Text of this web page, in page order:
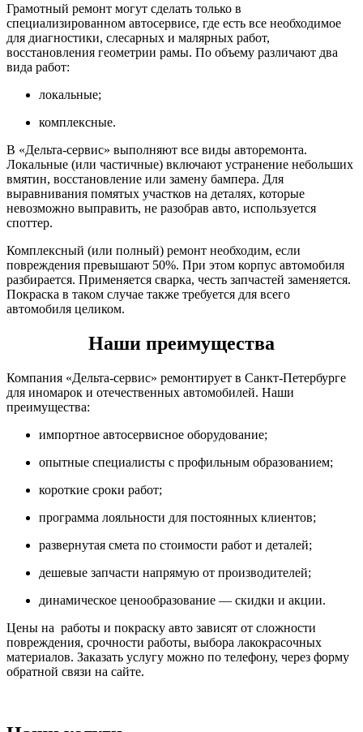
Грамотный ремонт могут сделать только в
специализированном автосервисе, где есть все необходимое
для диагностики, слесарных и малярных работ,
восстановления геометрии рамы. По объему различают два
вида работ:
локальные;
комплексные.
В «Дельта-сервис» выполняют все виды авторемонта.
Локальные (или частичные) включают устранение небольших
вмятин, восстановление или замену бампера. Для
выравнивания помятых участков на деталях, которые
невозможно выправить, не разобрав авто, используется
споттер.
Комплексный (или полный) ремонт необходим, если
повреждения превышают 50%. При этом корпус автомобиля
разбирается. Применяется сварка, честь запчастей заменяется.
Покраска в таком случае также требуется для всего
автомобиля целиком.
Наши преимущества
Компания «Дельта-сервис» ремонтирует в Санкт-Петербурге
для иномарок и отечественных автомобилей. Наши
преимущества:
импортное автосервисное оборудование;
опытные специалисты с профильным образованием;
короткие сроки работ;
программа лояльности для постоянных клиентов;
развернутая смета по стоимости работ и деталей;
дешевые запчасти напрямую от производителей;
динамическое ценообразование — скидки и акции.
Цены на работы и покраску авто зависят от сложности
повреждения, срочности работы, выбора лакокрасочных
материалов. Заказать услугу можно по телефону, через форму
обратной связи на сайте.